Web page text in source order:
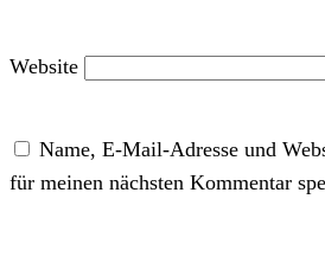
Website
Name, E-Mail-Adresse und
für meinen nächsten Kommentar